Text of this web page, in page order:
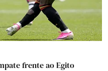
frente ao Egito